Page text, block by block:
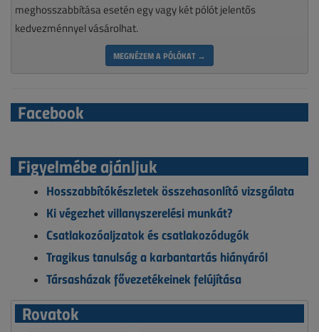
meghosszabbítása esetén egy vagy két pólót jelentős
kedvezménnyel vásárolhat.
MEGNÉZEM A PÓLÓKAT →
Facebook
Figyelmébe ajánljuk
Hosszabbítókészletek összehasonlító vizsgálata
Ki végezhet villanyszerelési munkát?
Csatlakozóaljzatok és csatlakozódugók
Tragikus tanulság a karbantartás hiányáról
Társasházak fővezetékeinek felújítása
Rovatok